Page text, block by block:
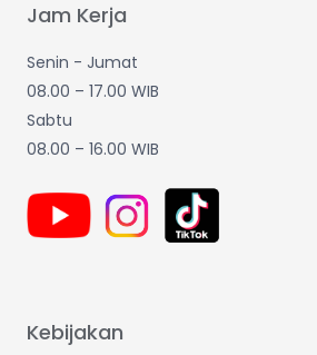
Jam Kerja
Senin - Jumat
08.00 – 17.00 WIB
Sabtu
08.00 – 16.00 WIB
Kebijakan